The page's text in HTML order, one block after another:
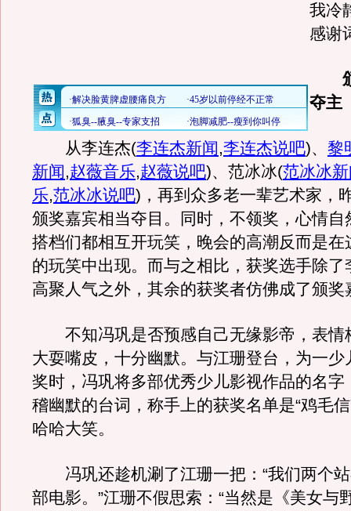
我冷
感谢
颁
夺主
从李连杰(李连杰新闻,李连杰说吧)、 黎
新闻,赵薇音乐,赵薇说吧)、范冰冰(范冰冰
乐,范冰冰说吧) ，再到众多老一辈艺术家，
颁奖嘉宾相当夺目。同时，不领奖，心情自
搭档们都相互开玩笑，晚会的高潮反而是在
的玩笑中出现。而与之相比，获奖选手除了
高聚人气之外，其余的获奖者仿佛成了颁奖
不知冯巩是否预感自己无缘影帝，表情
大耍嘴皮，十分幽默。与江珊登台，为一少
奖时，冯巩将多部优秀少儿影视作品的名字
稽幽默的台词，称手上的获奖名单是“鸡毛
哈哈大笑。
冯巩还趁机涮了江珊一把：“我们两个站
部电影。”江珊不假思索：“当然是《美女与